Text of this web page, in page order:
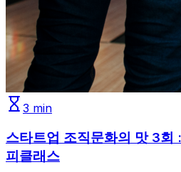
3 min
스타트업 조직문화의 맛 3회
피클래스